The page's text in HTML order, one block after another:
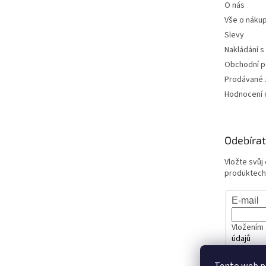
O nás
Vše o
Slevy
Nakládání
Obchodní
Prodávané
Hodnocení
Vložte svůj
E-mail
údajů